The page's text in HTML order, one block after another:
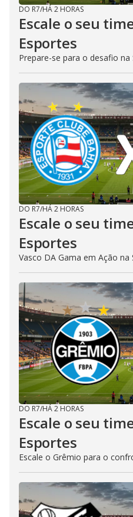
DO R7/HÁ 2 HORAS
Escale o seu
Esportes
Prepare-se para o desafio na
DO R7/HÁ 2 HORAS
Escale o seu
Esportes
Vasco DA Gama em Ação na
DO R7/HÁ 2 HORAS
Escale o seu
Esportes
Escale o Grêmio para o